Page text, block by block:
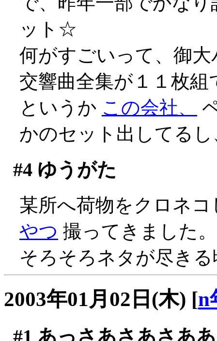
ット☆
何がすごいって、御
交響曲全集が１１枚組
というか この会社、
かのセット出してる
#4ゆうがた
某所へ荷物をクロネ
やつ 撮ってきました。
そろそろネタが尽き
2003年01月02日(木) [n
#1 あっさあさあさあ